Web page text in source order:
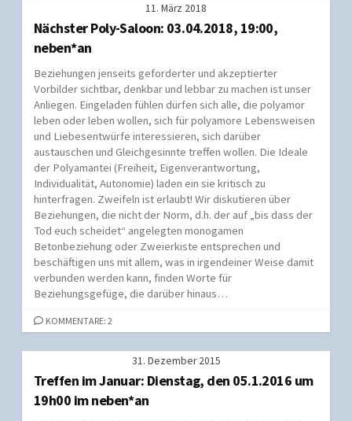
11. März 2018
Nächster Poly-Saloon: 03.04.2018, 19:00,
neben*an
Beziehungen jenseits geforderter und akzeptierter
Vorbilder sichtbar, denkbar und lebbar zu machen ist unser
Anliegen. Eingeladen fühlen dürfen sich alle, die polyamor
leben oder leben wollen, sich für polyamore Lebensweisen
und Liebesentwürfe interessieren, sich darüber
austauschen und Gleichgesinnte treffen wollen. Die Ideale
der Polyamantei (Freiheit, Eigenverantwortung,
Individualität, Autonomie) laden ein sie kritisch zu
hinterfragen. Zweifeln ist erlaubt! Wir diskutieren über
Beziehungen, die nicht der Norm, d.h. der auf „bis dass der
Tod euch scheidet“ angelegten monogamen
Betonbeziehung oder Zweierkiste entsprechen und
beschäftigen uns mit allem, was in irgendeiner Weise damit
verbunden werden kann, finden Worte für
Beziehungsgefüge, die darüber hinaus…
KOMMENTARE: 2
31. Dezember 2015
Treffen im Januar: Dienstag, den 05.1.2016 um
19h00 im neben*an